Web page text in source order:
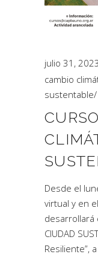
julio 31, 2023
cambio
sustentable/
Desde el
virtual y en
desarrollará
CIUDAD
Resiliente”,